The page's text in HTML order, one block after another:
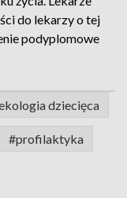
do lekarzy o tej
podyplomowe
dziecięca
#profilaktyka